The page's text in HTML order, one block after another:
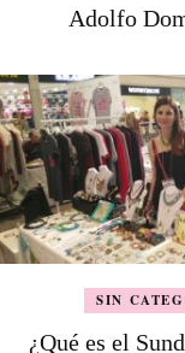
Adolfo
SIN
¿Qué es el